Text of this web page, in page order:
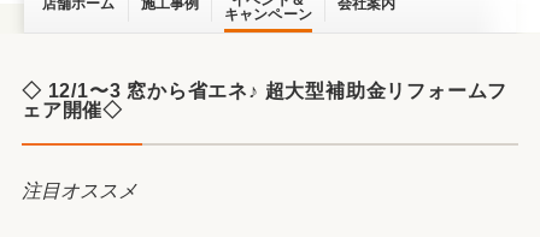
店舗ホーム 施工事例
キャンペーン
会社案内
◇ 12/1〜3 窓から省エネ♪ 超大型補助金リフォームフ
ェア開催◇
注目オススメ